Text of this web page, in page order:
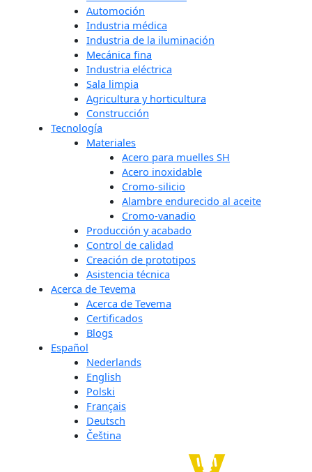
Automoción
Industria médica
Industria de la iluminación
Mecánica fina
Industria eléctrica
Sala limpia
Agricultura y horticultura
Construcción
Tecnología
Materiales
Acero para muelles SH
Acero inoxidable
Cromo-silicio
Alambre endurecido al aceite
Cromo-vanadio
Producción y acabado
Control de calidad
Creación de prototipos
Asistencia técnica
Acerca de Tevema
Acerca de Tevema
Certificados
Blogs
Español
Nederlands
English
Polski
Français
Deutsch
Čeština